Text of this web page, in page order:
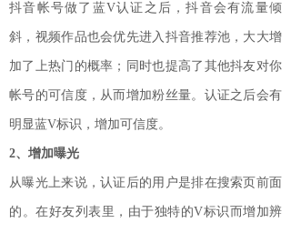
抖音帐号做了蓝V认证之后，抖音会有流量倾
斜，视频作品也会优先进入抖音推荐池，大大增
加了上热门的概率；同时也提高了其他抖友对你
帐号的可信度，从而增加粉丝量。认证之后会有
明显蓝V标识，增加可信度。
2、增加曝光
从曝光上来说，认证后的用户是排在搜索页前面
的。在好友列表里，由于独特的V标识而增加辨